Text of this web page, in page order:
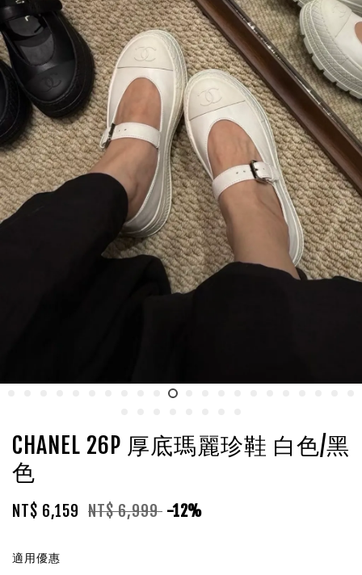
CHANEL 26P 厚底瑪麗珍鞋 白色/黑
色
NT$ 6,159 NT$ 6,999 -12%
適用優惠